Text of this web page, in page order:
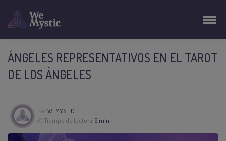
ÁNGELES REPRESENTATIVOS EN EL TAROT
DE LOS ÁNGELES
PorWEMYSTIC
Tiempo de lectura: 6 min